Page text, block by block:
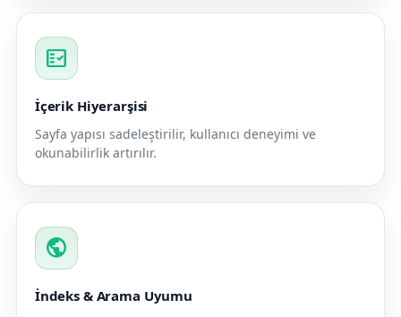
fact_check
İçerik Hiyerarşisi
Sayfa yapısı sadeleştirilir, kullanıcı deneyimi ve
okunabilirlik artırılır.
public
İndeks & Arama Uyumu